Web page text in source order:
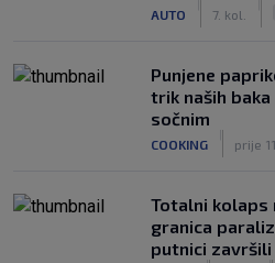
AUTO 7. kol.
Punjene
trik naših
sočnim
COOKING prije
Totalni kolaps
granica
putnici završili